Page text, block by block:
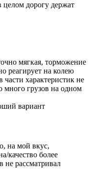
дорогу держат
мягкая, торможение
реагирует на колею
части характеристик не
много грузов на одном
вариант
на мой вкус,
качество более
не рассматривал